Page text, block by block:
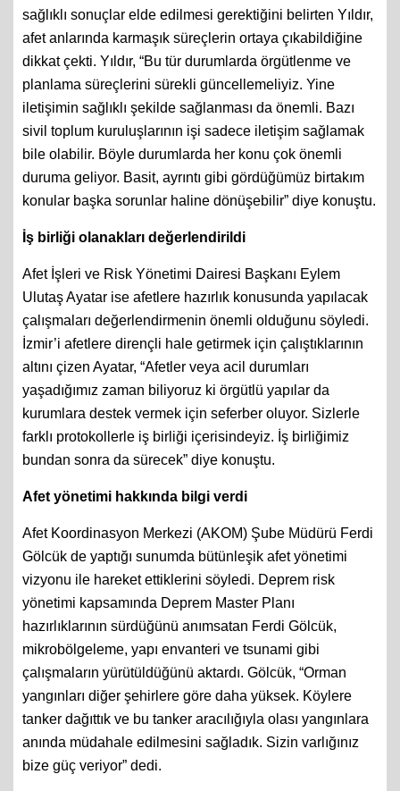
sağlıklı sonuçlar elde edilmesi gerektiğini belirten Yıldır,
afet anlarında karmaşık süreçlerin ortaya çıkabildiğine
dikkat çekti. Yıldır, “Bu tür durumlarda örgütlenme ve
planlama süreçlerini sürekli güncellemeliyiz. Yine
iletişimin sağlıklı şekilde sağlanması da önemli. Bazı
sivil toplum kuruluşlarının işi sadece iletişim sağlamak
bile olabilir. Böyle durumlarda her konu çok önemli
duruma geliyor. Basit, ayrıntı gibi gördüğümüz birtakım
konular başka sorunlar haline dönüşebilir” diye konuştu.
İş birliği olanakları değerlendirildi
Afet İşleri ve Risk Yönetimi Dairesi Başkanı Eylem
Ulutaş Ayatar ise afetlere hazırlık konusunda yapılacak
çalışmaları değerlendirmenin önemli olduğunu söyledi.
İzmir’i afetlere dirençli hale getirmek için çalıştıklarının
altını çizen Ayatar, “Afetler veya acil durumları
yaşadığımız zaman biliyoruz ki örgütlü yapılar da
kurumlara destek vermek için seferber oluyor. Sizlerle
farklı protokollerle iş birliği içerisindeyiz. İş birliğimiz
bundan sonra da sürecek” diye konuştu.
Afet yönetimi hakkında bilgi verdi
Afet Koordinasyon Merkezi (AKOM) Şube Müdürü Ferdi
Gölcük de yaptığı sunumda bütünleşik afet yönetimi
vizyonu ile hareket ettiklerini söyledi. Deprem risk
yönetimi kapsamında Deprem Master Planı
hazırlıklarının sürdüğünü anımsatan Ferdi Gölcük,
mikrobölgeleme, yapı envanteri ve tsunami gibi
çalışmaların yürütüldüğünü aktardı. Gölcük, “Orman
yangınları diğer şehirlere göre daha yüksek. Köylere
tanker dağıttık ve bu tanker aracılığıyla olası yangınlara
anında müdahale edilmesini sağladık. Sizin varlığınız
bize güç veriyor” dedi.